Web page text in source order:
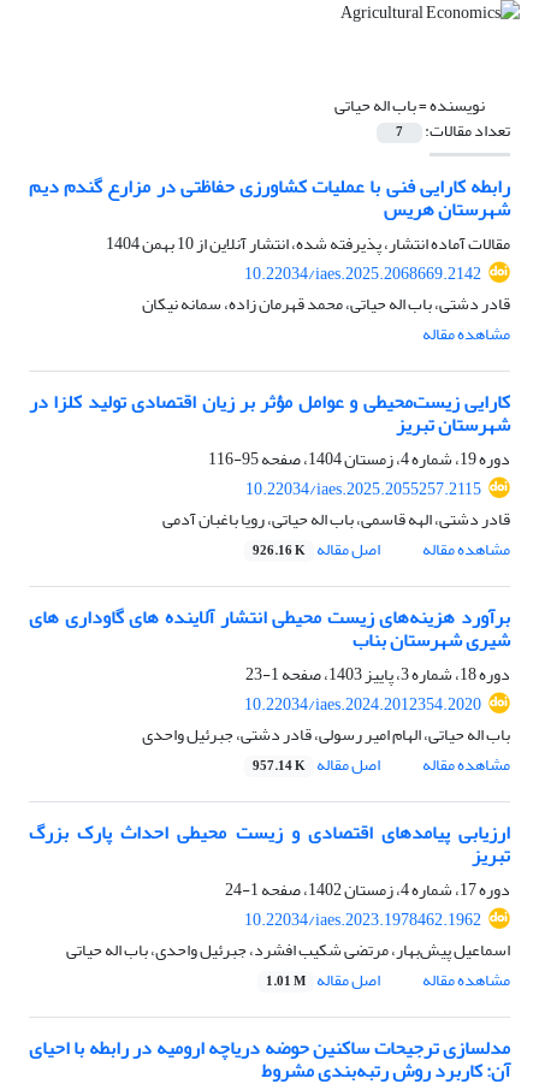
نویسنده =باب اله حیاتی
تعداد مقالات: 7
رابطه کارایی فنی با عملیات کشاورزی حفاظتی در مزارع گندم دیم
شهرستان هریس
مقالات آماده انتشار، پذیرفته شده، انتشار آنلاین از10 بهمن 1404
10.22034/iaes.2025.2068669.2142
قادر دشتی، باب اله حیاتی، محمد قهرمان زاده، سمانه نیکان
مشاهده مقاله
کارایی زیست‌محیطی و عوامل مؤثر بر زیان اقتصادی تولید کلزا در
شهرستان تبریز
دوره 19، شماره 4، زمستان 1404، صفحه
95-116
10.22034/iaes.2025.2055257.2115
قادر دشتی، الهه قاسمی، باب اله حیاتی، رویا باغبان آدمی
مشاهده مقاله
اصل مقاله 926.16 K
برآورد هزینه‌های زیست محیطی انتشار آلاینده های گاوداری های
شیری شهرستان بناب
دوره 18، شماره 3، پاییز 1403، صفحه
1-23
10.22034/iaes.2024.2012354.2020
باب اله حیاتی، الهام امیر رسولی، قادر دشتی، جبرئیل واحدی
مشاهده مقاله
اصل مقاله 957.14 K
ارزیابی پیامدهای اقتصادی و زیست محیطی احداث پارک بزرگ
تبریز
دوره 17، شماره 4، زمستان 1402، صفحه
1-24
10.22034/iaes.2023.1978462.1962
اسماعیل پیش‌بهار، مرتضی شکیب افشرد، جبرئیل واحدی، باب اله حیاتی
مشاهده مقاله
اصل مقاله 1.01 M
مدلسازی ترجیحات ساکنین حوضه دریاچه ارومیه در رابطه با احیای
آن: کاربرد روش رتبه‌بندی مشروط